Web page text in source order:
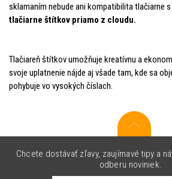
sklamaním nebude ani kompatibilita tlačiarne s
tlačiarne štítkov priamo z cloudu.
Tlačiareň štítkov umožňuje kreatívnu a
svoje uplatnenie nájde aj všade tam, kde sa
pohybuje vo vysokých číslach.
Chcete dostávať zľavy, zaujímavé tipy a
odberu noviniek.